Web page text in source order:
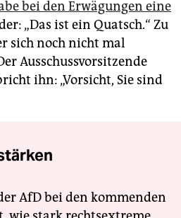
bei den Erwägungen eine
„Das ist ein Quatsch.“ Zu
sich noch nicht mal
Ausschussvorsitzende
ihn: „Vorsicht, Sie sind
AfD bei den kommenden